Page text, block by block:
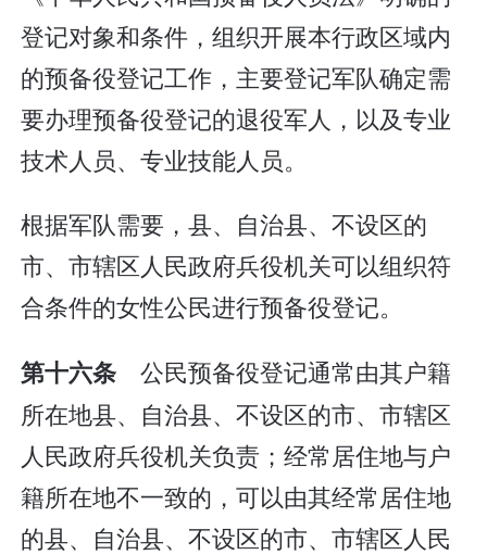
登记对象和条件，组织开展本行政区域内
的预备役登记工作，主要登记军队确定需
要办理预备役登记的退役军人，以及专业
技术人员、专业技能人员。
根据军队需要，县、自治县、不设区的
市、市辖区人民政府兵役机关可以组织符
合条件的女性公民进行预备役登记。
第十六条公民预备役登记通常由其户籍
所在地县、自治县、不设区的市、市辖区
人民政府兵役机关负责；经常居住地与户
籍所在地不一致的，可以由其经常居住地
的县、自治县、不设区的市、市辖区人民